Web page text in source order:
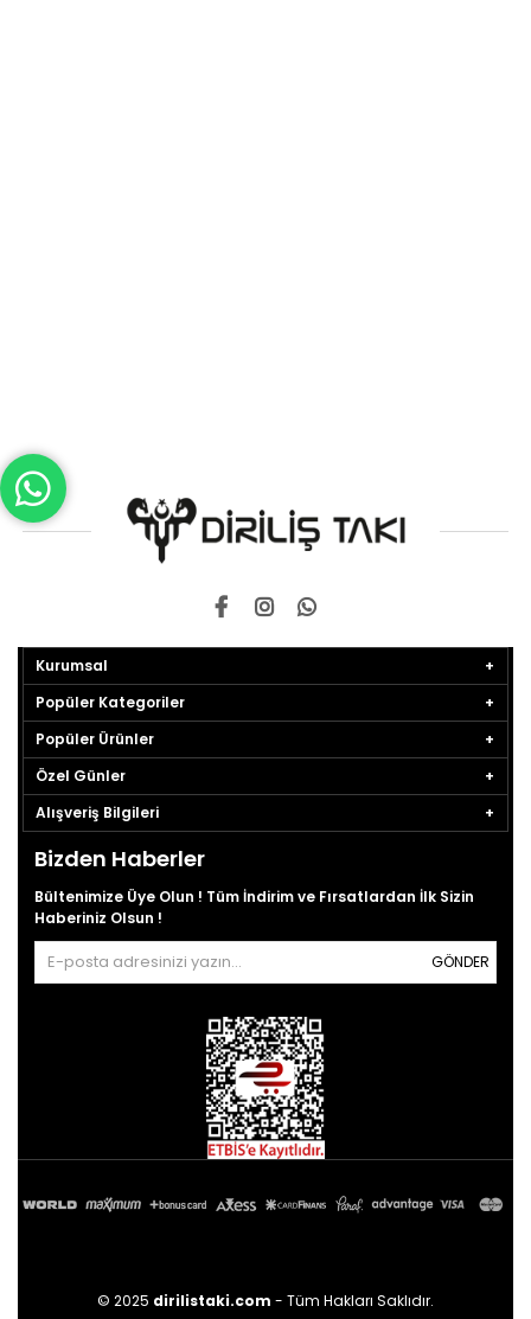
Kurumsal
Popüler Kategoriler
Popüler Ürünler
Özel Günler
Alışveriş Bilgileri
Bizden Haberler
Bültenimize Üye Olun ! Tüm İndirim ve Fırsatlardan İlk Sizin
Haberiniz Olsun !
GÖNDER
© 2025 dirilistaki.com - Tüm Hakları Saklıdır.